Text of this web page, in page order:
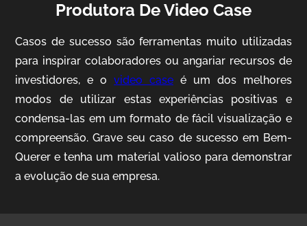
Produtora De Video Case
Casos de sucesso são ferramentas muito utilizadas
para inspirar colaboradores ou angariar recursos de
investidores, e ovideo case é um dos melhores
modos de utilizar estas experiências positivas e
condensa-las em um formato de fácil visualização e
compreensão. Grave seu caso de sucesso em Bem-
Querer e tenha um material valioso para demonstrar
a evolução de sua empresa.